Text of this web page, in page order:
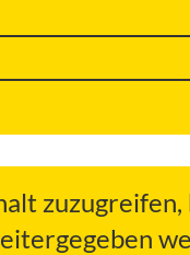
zuzugreifen,